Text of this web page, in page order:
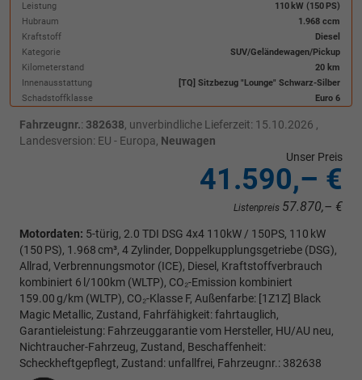
Leistung
110 kW (150 PS)
Hubraum
1.968 ccm
Kraftstoff
Diesel
Kategorie
SUV/Geländewagen/Pickup
Kilometerstand
20 km
Innenausstattung
[TQ] Sitzbezug "Lounge" Schwarz-Silber
Schadstoffklasse
Euro 6
Fahrzeugnr.: 382638, unverbindliche Lieferzeit: 15.10.2026 ,
Landesversion: EU - Europa, Neuwagen
Unser Preis
41.590,– €
Listenpreis 57.870,– €
Motordaten: 5-türig, 2.0 TDI DSG 4x4 110kW / 150PS, 110 kW
(150 PS), 1.968 cm³, 4 Zylinder, Doppelkupplungsgetriebe (DSG),
Allrad, Verbrennungsmotor (ICE), Diesel, Kraftstoffverbrauch
kombiniert 6 l/100km (WLTP), CO₂-Emission kombiniert
159.00 g/km (WLTP), CO₂-Klasse F, Außenfarbe: [1Z1Z] Black
Magic Metallic, Zustand, Fahrfähigkeit: fahrtauglich,
Garantieleistung: Fahrzeuggarantie vom Hersteller, HU/AU neu,
Nichtraucher-Fahrzeug, Zustand, Beschaffenheit:
Scheckheftgepflegt, Zustand: unfallfrei, Fahrzeugnr.: 382638